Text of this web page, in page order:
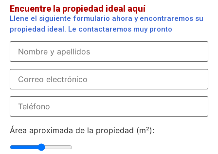
Encuentre la propiedad ideal aquí
Llene el siguiente formulario ahora y encontraremos su
propiedad ideal. Le contactaremos muy pronto
Área aproximada de la propiedad (m²):